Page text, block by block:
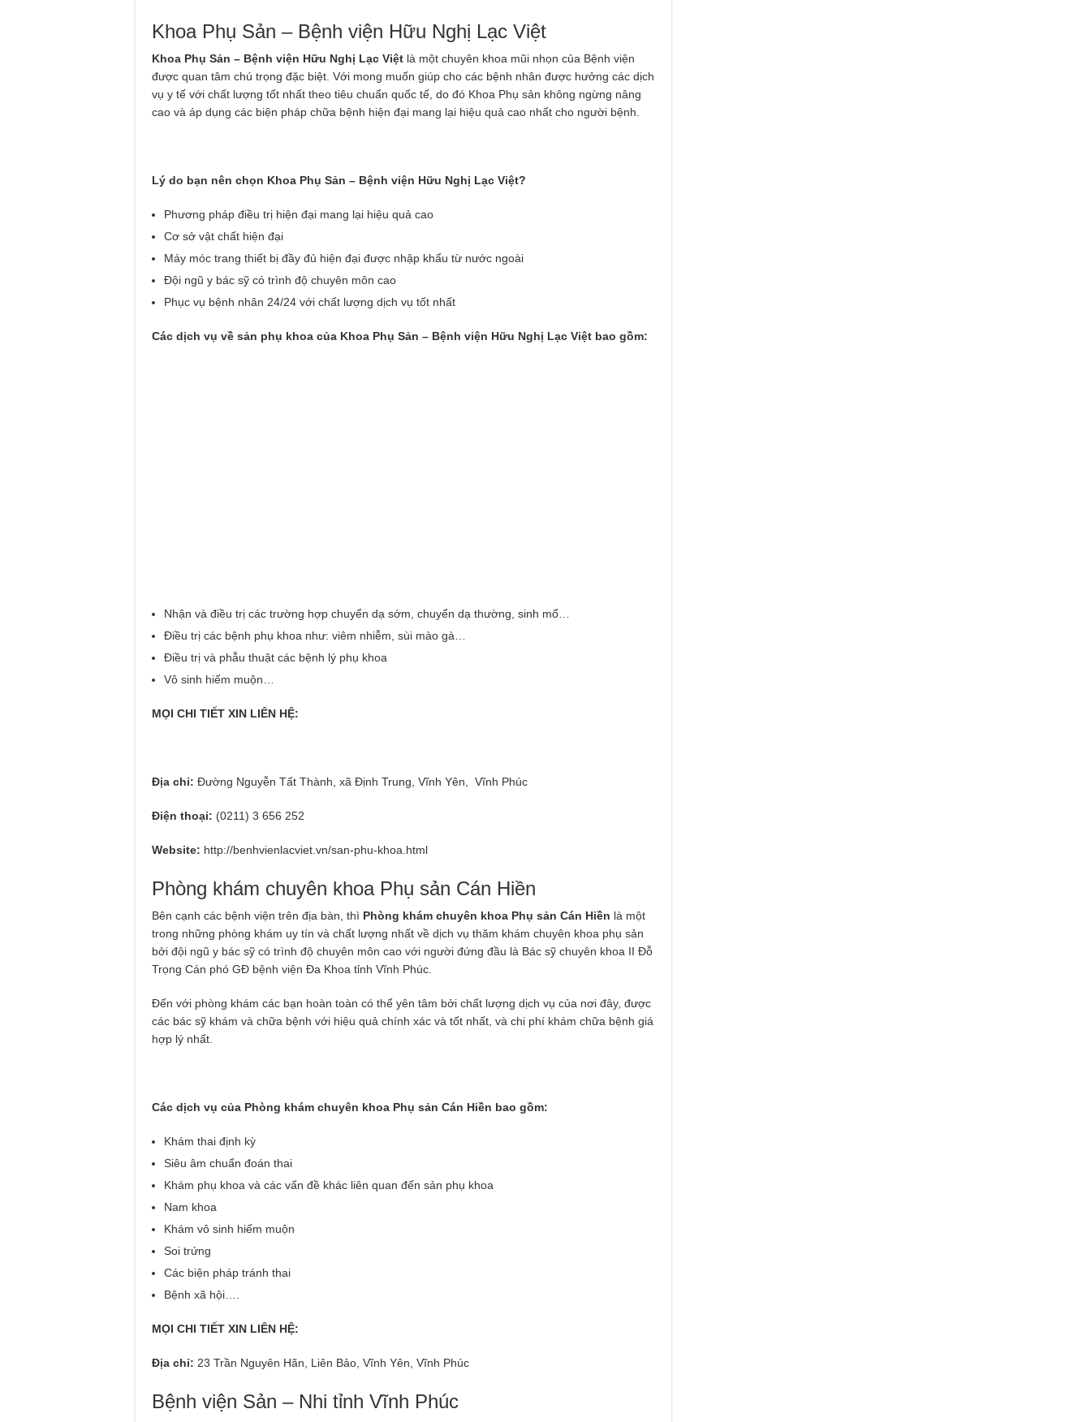
Khoa Phụ Sản – Bệnh viện Hữu Nghị Lạc Việt
Khoa Phụ Sản – Bệnh viện Hữu Nghị Lạc Việt là một chuyên khoa mũi nhọn của Bệnh viện
được quan tâm chú trọng đặc biệt. Với mong muốn giúp cho các bệnh nhân được hưởng các dịch
vụ y tế với chất lượng tốt nhất theo tiêu chuẩn quốc tế, do đó Khoa Phụ sản không ngừng nâng
cao và áp dụng các biện pháp chữa bệnh hiện đại mang lại hiệu quả cao nhất cho người bệnh.
Lý do bạn nên chọn Khoa Phụ Sản – Bệnh viện Hữu Nghị Lạc Việt?
Phương pháp điều trị hiện đại mang lại hiệu quả cao
Cơ sở vật chất hiện đại
Máy móc trang thiết bị đầy đủ hiện đại được nhập khẩu từ nước ngoài
Đội ngũ y bác sỹ có trình độ chuyên môn cao
Phục vụ bệnh nhân 24/24 với chất lượng dịch vụ tốt nhất
Các dịch vụ về sản phụ khoa của Khoa Phụ Sản – Bệnh viện Hữu Nghị Lạc Việt bao gồm:
Nhận và điều trị các trường hợp chuyển dạ sớm, chuyển dạ thường, sinh mổ…
Điều trị các bệnh phụ khoa như: viêm nhiễm, sùi mào gà…
Điều trị và phẫu thuật các bệnh lý phụ khoa
Vô sinh hiếm muộn…
MỌI CHI TIẾT XIN LIÊN HỆ:
Địa chỉ: Đường Nguyễn Tất Thành, xã Định Trung, Vĩnh Yên, Vĩnh Phúc
Điện thoại: (0211) 3 656 252
Website: http://benhvienlacviet.vn/san-phu-khoa.html
Phòng khám chuyên khoa Phụ sản Cán Hiền
Bên cạnh các bệnh viện trên địa bàn, thì Phòng khám chuyên khoa Phụ sản Cán Hiền là một
trong những phòng khám uy tín và chất lượng nhất về dịch vụ thăm khám chuyên khoa phụ sản
bởi đội ngũ y bác sỹ có trình độ chuyên môn cao với người đứng đầu là Bác sỹ chuyên khoa II Đỗ
Trọng Cán phó GĐ bệnh viện Đa Khoa tỉnh Vĩnh Phúc.
Đến với phòng khám các bạn hoàn toàn có thể yên tâm bởi chất lượng dịch vụ của nơi đây, được
các bác sỹ khám và chữa bệnh với hiệu quả chính xác và tốt nhất, và chi phí khám chữa bệnh giá
hợp lý nhất.
Các dịch vụ của Phòng khám chuyên khoa Phụ sản Cán Hiền bao gồm:
Khám thai định kỳ
Siêu âm chuẩn đoán thai
Khám phụ khoa và các vấn đề khác liên quan đến sản phụ khoa
Nam khoa
Khám vô sinh hiếm muộn
Soi trứng
Các biện pháp tránh thai
Bệnh xã hội….
MỌI CHI TIẾT XIN LIÊN HỆ:
Địa chỉ: 23 Trần Nguyên Hãn, Liên Bảo, Vĩnh Yên, Vĩnh Phúc
Bệnh viện Sản – Nhi tỉnh Vĩnh Phúc